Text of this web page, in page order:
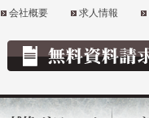
会社概要 求人情報